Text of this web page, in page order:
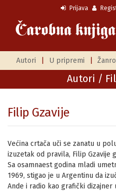
Prijava
Autori U pripremi
Autori /
Filip Gzavije
Većina crtača uči se zanatu u
izuzetak od pravila, Filip Gzavije
Sa osamnaest godina mladi
1969, stigao je u Argentinu da
Ande i radio kao grafički dizajner